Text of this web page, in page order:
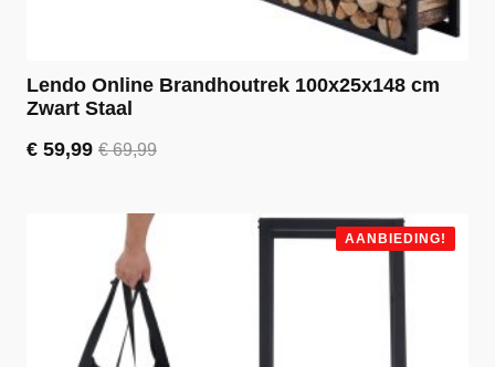
Lendo Online Brandhoutrek 100x25x148 cm
Zwart Staal
€69,99
Oorspronkelijke
€ 59,99
Huidige
AANBIEDING!